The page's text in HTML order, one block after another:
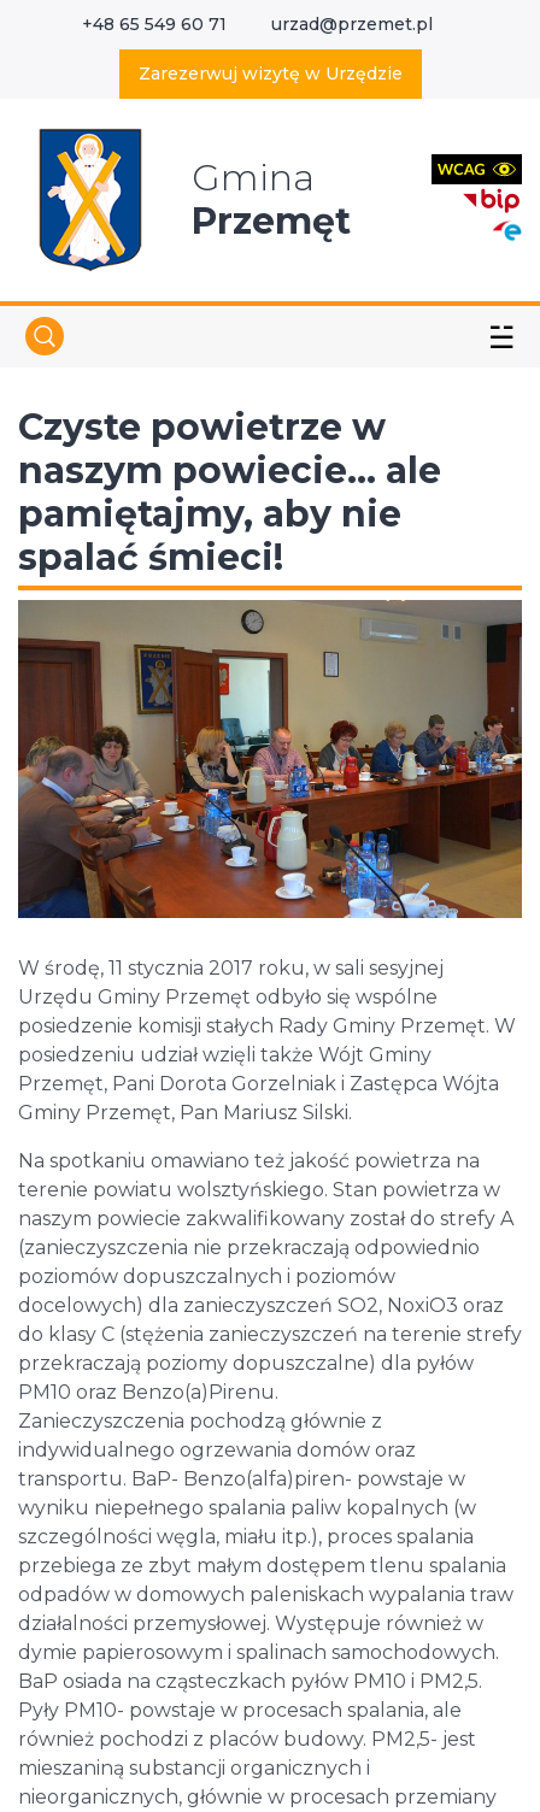
+48 65 549 60 71 urzad@przemet.pl
Zarezerwuj wizytę w Urzędzie
Gmina
Przemęt
☱
Czyste powietrze w
naszym powiecie… ale
pamiętajmy, aby nie
spalać śmieci!
W środę, 11 stycznia 2017 roku, w sali sesyjnej
Urzędu Gminy Przemęt odbyło się wspólne
posiedzenie komisji stałych Rady Gminy Przemęt. W
posiedzeniu udział wzięli także Wójt Gminy
Przemęt, Pani Dorota Gorzelniak i Zastępca Wójta
Gminy Przemęt, Pan Mariusz Silski.
Na spotkaniu omawiano też jakość powietrza na
terenie powiatu wolsztyńskiego. Stan powietrza w
naszym powiecie zakwalifikowany został do strefy A
(zanieczyszczenia nie przekraczają odpowiednio
poziomów dopuszczalnych i poziomów
docelowych) dla zanieczyszczeń SO2, NoxiO3 oraz
do klasy C (stężenia zanieczyszczeń na terenie strefy
przekraczają poziomy dopuszczalne) dla pyłów
PM10 oraz Benzo(a)Pirenu.
Zanieczyszczenia pochodzą głównie z
indywidualnego ogrzewania domów oraz
transportu. BaP- Benzo(alfa)piren- powstaje w
wyniku niepełnego spalania paliw kopalnych (w
szczególności węgla, miału itp.), proces spalania
przebiega ze zbyt małym dostępem tlenu spalania
odpadów w domowych paleniskach wypalania traw
działalności przemysłowej. Występuje również w
dymie papierosowym i spalinach samochodowych.
BaP osiada na cząsteczkach pyłów PM10 i PM2,5.
Pyły PM10- powstaje w procesach spalania, ale
również pochodzi z placów budowy. PM2,5- jest
mieszaniną substancji organicznych i
nieorganicznych, głównie w procesach przemiany
Wyszukaj w serwisie